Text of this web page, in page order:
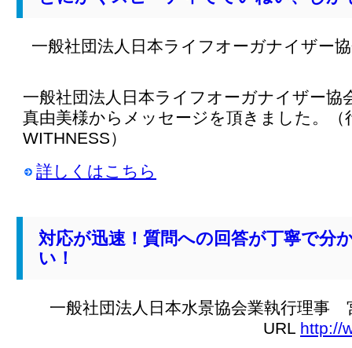
一般社団法人日本ライフオーガナイザー
一般社団法人日本ライフオーガナイザー協
真由美様からメッセージを頂きました。（
WITHNESS）
詳しくはこちら
対応が迅速！質問への回答が丁寧で分
い！
一般社団法人日本水景協会業執行理
URL http://